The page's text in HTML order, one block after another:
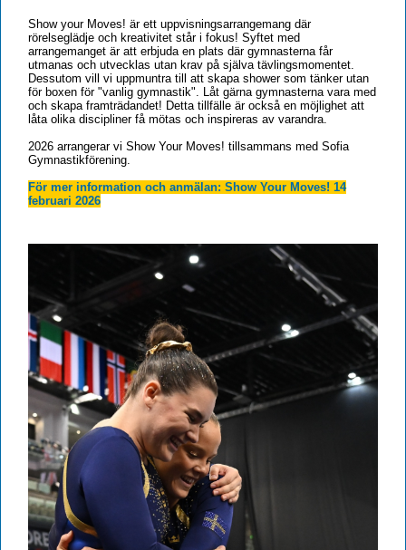
Show your Moves! är ett uppvisningsarrangemang där
rörelseglädje och kreativitet står i fokus! Syftet med
arrangemanget är att erbjuda en plats där gymnasterna får
utmanas och utvecklas utan krav på själva tävlingsmomentet.
Dessutom vill vi uppmuntra till att skapa shower som tänker utan
för boxen för "vanlig gymnastik". Låt gärna gymnasterna vara med
och skapa framträdandet! Detta tillfälle är också en möjlighet att
låta olika discipliner få mötas och inspireras av varandra.
2026 arrangerar vi Show Your Moves! tillsammans med Sofia
Gymnastikförening.
För mer information och anmälan: Show Your Moves! 14
februari 2026